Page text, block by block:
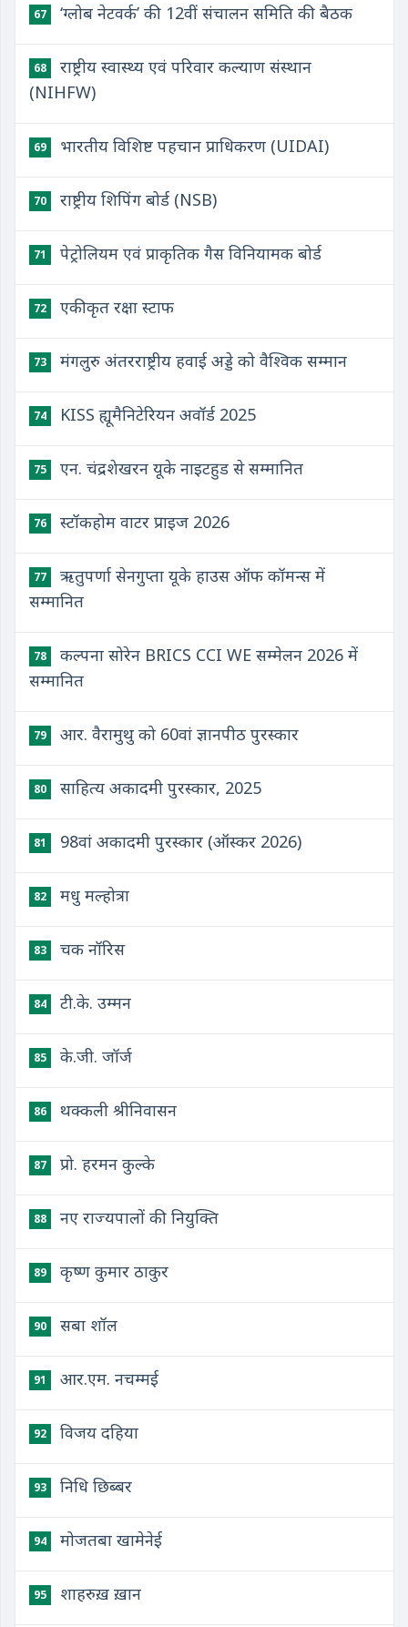
67 ‘ग्लोब नेटवर्क’ की 12वीं संचालन समिति की बैठक
68
राष्ट्रीय स्वास्थ्य एवं परिवार कल्याण संस्थान
(NIHFW)
69 भारतीय विशिष्ट पहचान प्राधिकरण (UIDAI)
70 राष्ट्रीय शिपिंग बोर्ड (NSB)
71 पेट्रोलियम एवं प्राकृतिक गैस विनियामक बोर्ड
72 एकीकृत रक्षा स्टाफ
73 मंगलुरु अंतरराष्ट्रीय हवाई अड्डे को वैश्विक सम्मान
74 KISS ह्यूमैनिटेरियन अवॉर्ड 2025
75 एन. चंद्रशेखरन यूके नाइटहुड से सम्मानित
76 स्टॉकहोम वाटर प्राइज 2026
77
ऋतुपर्णा सेनगुप्ता यूके हाउस ऑफ कॉमन्स में
सम्मानित
78
कल्पना सोरेन BRICS CCI WE सम्मेलन 2026 में
सम्मानित
79 आर. वैरामुथु को 60वां ज्ञानपीठ पुरस्कार
80 साहित्य अकादमी पुरस्कार, 2025
81 98वां अकादमी पुरस्कार (ऑस्कर 2026)
82 मधु मल्होत्रा
83 चक नॉरिस
84 टी.के. उम्मन
85 के.जी. जॉर्ज
86 थक्कली श्रीनिवासन
87 प्रो. हरमन कुल्के
88 नए राज्यपालों की नियुक्ति
89 कृष्ण कुमार ठाकुर
90 सबा शॉल
91 आर.एम. नचम्मई
92 विजय दहिया
93 निधि छिब्बर
94 मोजतबा खामेनेई
95 शाहरुख़ ख़ान